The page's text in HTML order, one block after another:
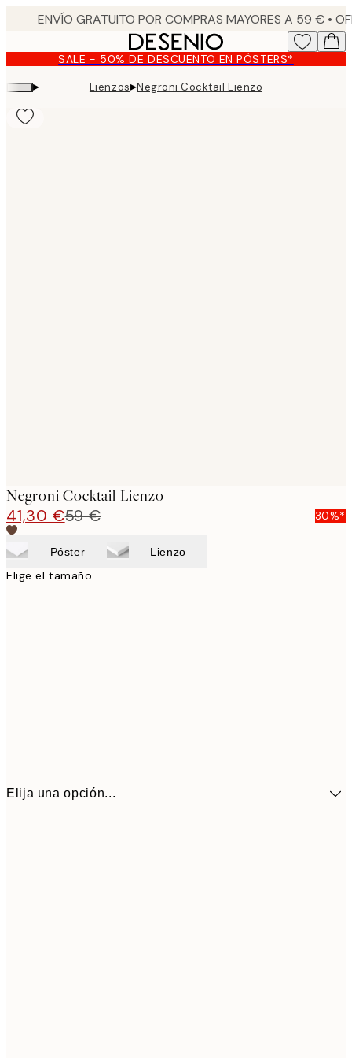
content.SALE - 50% DE DESCUENTO EN PÓSTERS*
▸ Lienzos▸Negroni Cocktail Lienzo
Negroni Cocktail Lienzo
41,30 €59 € 30%*
Póster Lienzo
Elige el tamaño
Elija una opción...